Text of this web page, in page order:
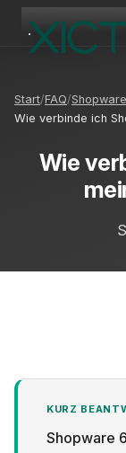
Start FAQ Shopware
Wie verbinde ich
Wie
KURZ
Shopware
XICTRON